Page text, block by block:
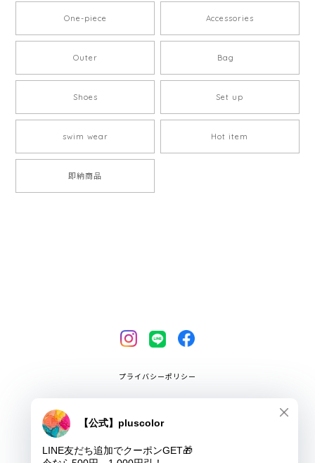
One-piece Accessories
Outer Bag
Shoes Set up
swim wear Hot item
即納商品
プライバシーポリシー